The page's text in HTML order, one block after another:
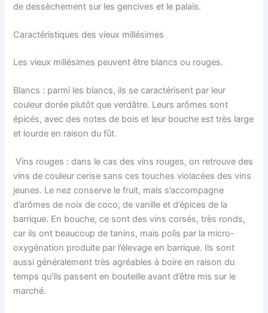
de dessèchement sur les gencives et le palais.
Caractéristiques des vieux millésimes
Les vieux millésimes peuvent être blancs ou rouges.
Blancs : parmi les blancs, ils se caractérisent par leur
couleur dorée plutôt que verdâtre. Leurs arômes sont
épicés, avec des notes de bois et leur bouche est très large
et lourde en raison du fût.
Vins rouges : dans le cas des vins rouges, on retrouve des
vins de couleur cerise sans ces touches violacées des vins
jeunes. Le nez conserve le fruit, mais s’accompagne
d’arômes de noix de coco, de vanille et d’épices de la
barrique. En bouche, ce sont des vins corsés, très ronds,
car ils ont beaucoup de tanins, mais polis par la micro-
oxygénation produite par l’élevage en barrique. Ils sont
aussi généralement très agréables à boire en raison du
temps qu’ils passent en bouteille avant d’être mis sur le
marché.